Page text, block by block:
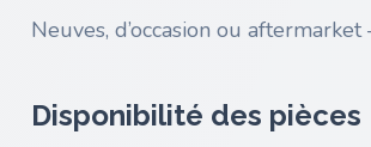
Neuves, d’occasion ou
Disponibilité des pièces